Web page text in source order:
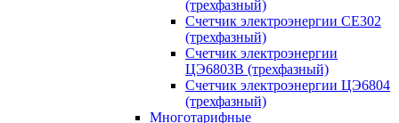
(трехфазный)
Счетчик электроэнергии CE302
(трехфазный)
Счетчик электроэнергии
ЦЭ6803В (трехфазный)
Счетчик электроэнергии ЦЭ6804
(трехфазный)
Многотарифные